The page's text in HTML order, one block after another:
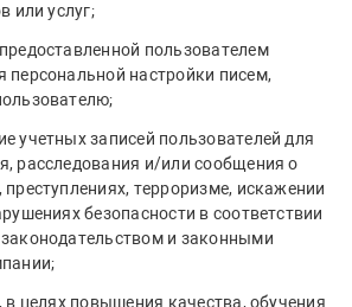
или услуг;
пользователем
персональной настройки писем,
учетных записей пользователей для
расследования и/или сообщения о
терроризме, искажении
безопасности в соответствии
и законными
в целях повышения качества, обучения